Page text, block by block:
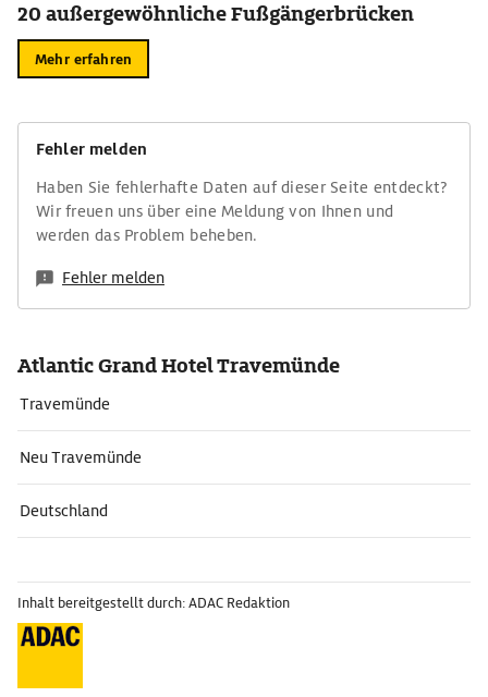
20 außergewöhnliche Fußgängerbrücken
Mehr erfahren
Fehler melden
Haben Sie fehlerhafte Daten auf dieser Seite entdeckt?
Wir freuen uns über eine Meldung von Ihnen und
werden das Problem beheben.
Fehler melden
Atlantic Grand Hotel Travemünde
Travemünde
Neu Travemünde
Deutschland
Inhalt bereitgestellt durch: ADAC Redaktion